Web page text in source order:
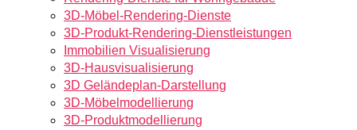
3D-Möbel-Rendering-Dienste
3D-Produkt-Rendering-Dienstleistungen
Immobilien Visualisierung
3D-Hausvisualisierung
3D Geländeplan-Darstellung
3D-Möbelmodellierung
3D-Produktmodellierung